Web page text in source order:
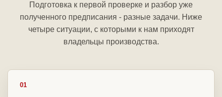
Подготовка к первой проверке и разбор уже
полученного предписания - разные задачи. Ниже
четыре ситуации, с которыми к нам приходят
владельцы производства.
01